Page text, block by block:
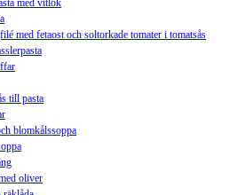
med vitlök
med fetaost och soltorkade tomater i tomatsås
till pasta
blomkålssoppa
oliver